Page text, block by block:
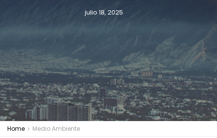
julio 18, 2025
Home Medio Ambiente